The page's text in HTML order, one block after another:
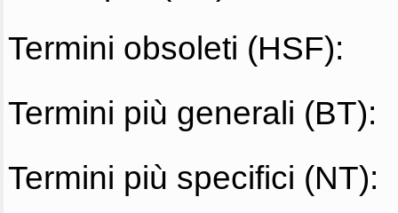
Termini obsoleti (HSF):
Termini più generali (BT):
Termini più specifici (NT):